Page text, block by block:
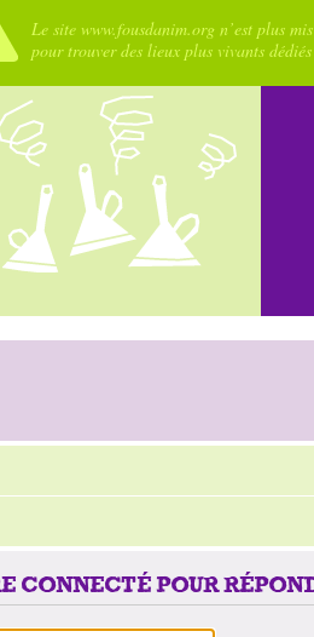
Le site www.fousdanim.org n’est plus
pour trouver des lieux plus vivants
CONNECTÉ POUR